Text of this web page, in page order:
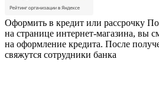
Оформить в кредит или рассрочку
на странице интернет-магазина, вы
на оформление кредита. После
свяжутся сотрудники банка